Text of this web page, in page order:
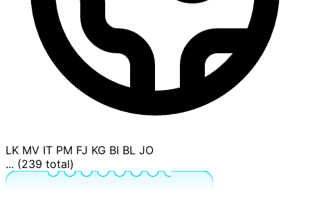
LK MV IT PM FJ KG BI BL JO
... (239 total)